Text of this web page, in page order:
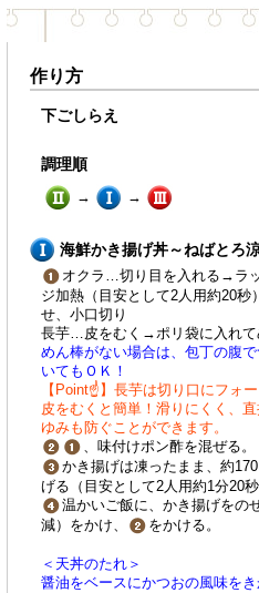
作り方
下ごしらえ
調理順
→ →
海鮮かき揚げ丼～ねばとろ
オクラ…切り目を入れる→ラ
ジ加熱（目安として2人用約20
せ、小口切り
長芋…皮をむく→ポリ袋に入れて
めん棒がない場合は、包丁の腹
いてもＯＫ！
【Point☝】長芋は切り口にフォ
皮をむくと簡単！滑りにくく、
ゆみも防ぐことができます。
、味付けポン酢を混ぜる。
かき揚げは凍ったまま、約
げる（目安として2人用約1分20
温かいご飯に、かき揚げをの
減）をかけ、
をかける。
＜天丼のたれ＞
醤油をベースにかつおの風味を